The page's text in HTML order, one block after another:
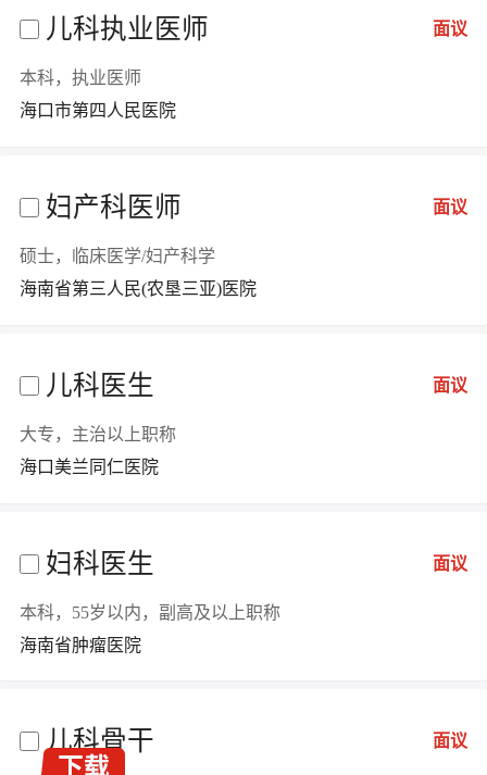
儿科执业医师 面议
本科，执业医师
海口市第四人民医院
妇产科医师 面议
硕士，临床医学/妇产科学
海南省第三人民(农垦三亚)医院
儿科医生 面议
大专，主治以上职称
海口美兰同仁医院
妇科医生 面议
本科，55岁以内，副高及以上职称
海南省肿瘤医院
儿科骨干 面议